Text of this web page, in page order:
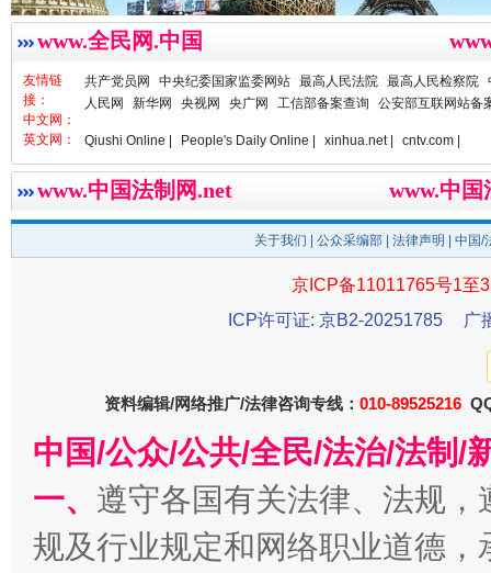
雄关漫道展新颜 “
www.全民网.中国
友情链
接：
中文网：
共产党员网 中央纪委国家监委网站 最高人民法院 最高人民检察院
人民网
新华网 央视网 央广网 工信部备案查询 公安部互联网站备
英文网： Qiushi Online | People's Daily Online | xinhua.net | cntv.com |
www.中国法制网.net www.中
关于我们 公众采编部 法律声明 | 中国
京ICP备11011765号1至
ICP许可证: 京B2-20251785
广
资料编辑/网络推广/法律咨询专线： 010-89525216
中国/公众/公共/全民/法治/法制/
一、 遵守各国有关法律、法规
规及行业规定和网络职业道德